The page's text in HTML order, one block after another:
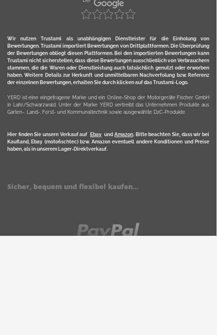
Wir nutzen Trustami als unabhängigen Dienstleister für die Einholung von
Bewertungen. Trustami importiert Bewertungen von Drittplattformen. Die Überprüfung
der Bewertungen obliegt diesen Plattformen. Bei den importierten Bewertungen kann
Trustami nicht sicherstellen, dass diese Bewertungen ausschließlich von Verbrauchern
stammen, die die Waren oder Dienstleistung auch tatsächlich genutzt oder erworben
haben. Weitere Details zur Herkunft und unmittelbaren Nachverfolung bzw. Referenz
der einzelnen Bewertungen, erhalten Sie durch klicken auf das Trustami-Logo.
YERD ist eine eingetragene Marke und ein Online-Shop der Motorgeräte Fischer GmbH
in Lahr/Schwarzwald. Unter der Marke YERD vertreibt das Unternehmen Produkte aus
Garten-, Land-, Forst- und Kommunaltechnik sowie ausgewählte D2C-Produkte.
Hier finden Sie unsern Verkauf auf Ebayund Amazon. Bitte beachten Sie, dass wir bei
Kaufland, Ebay (motofischtec) bzw. Amazon eventuell andere Konditionen und Preise
haben, als in unserem Lager-Direktverkauf.
Sicher, bequem und flexibel kaufen...